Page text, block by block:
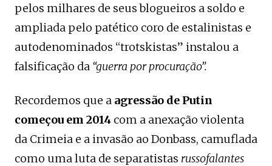
pelos milhares de seus blogueiros a soldo e
ampliada pelo patético coro de estalinistas e
autodenominados “trotskistas” instalou a
falsificação da “guerra por procuração”.
Recordemos que a agressão de Putin
começou em 2014 com a anexação violenta
da Crimeia e a invasão ao Donbass, camuflada
como uma luta de separatistas russofalantes